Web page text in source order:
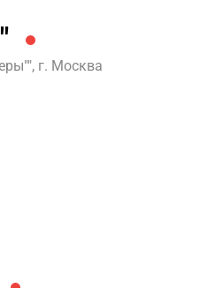
г. Москва